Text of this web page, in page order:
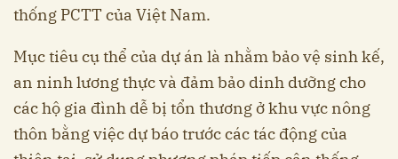
thống PCTT của Việt Nam.
Mục tiêu cụ thể của dự án là nhằm bảo vệ sinh kế,
an ninh lương thực và đảm bảo dinh dưỡng cho
các hộ gia đình dễ bị tổn thương ở khu vực nông
thôn bằng việc dự báo trước các tác động của